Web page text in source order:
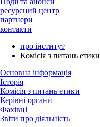
ресурсний центр
партнери
контакти
про інститут
Комісія з питань етики
Основна інформація
Історія
Комісія з питань етики
Керівні органи
Фахівці
Звіти про діяльність